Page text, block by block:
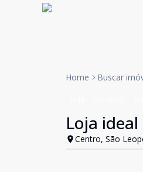
Home Buscar
Loja
Centro, São